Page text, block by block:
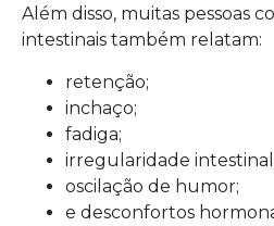
Além disso, muitas pessoas
intestinais também relatam:
retenção;
inchaço;
fadiga;
irregularidade
oscilação de humor;
e desconfortos